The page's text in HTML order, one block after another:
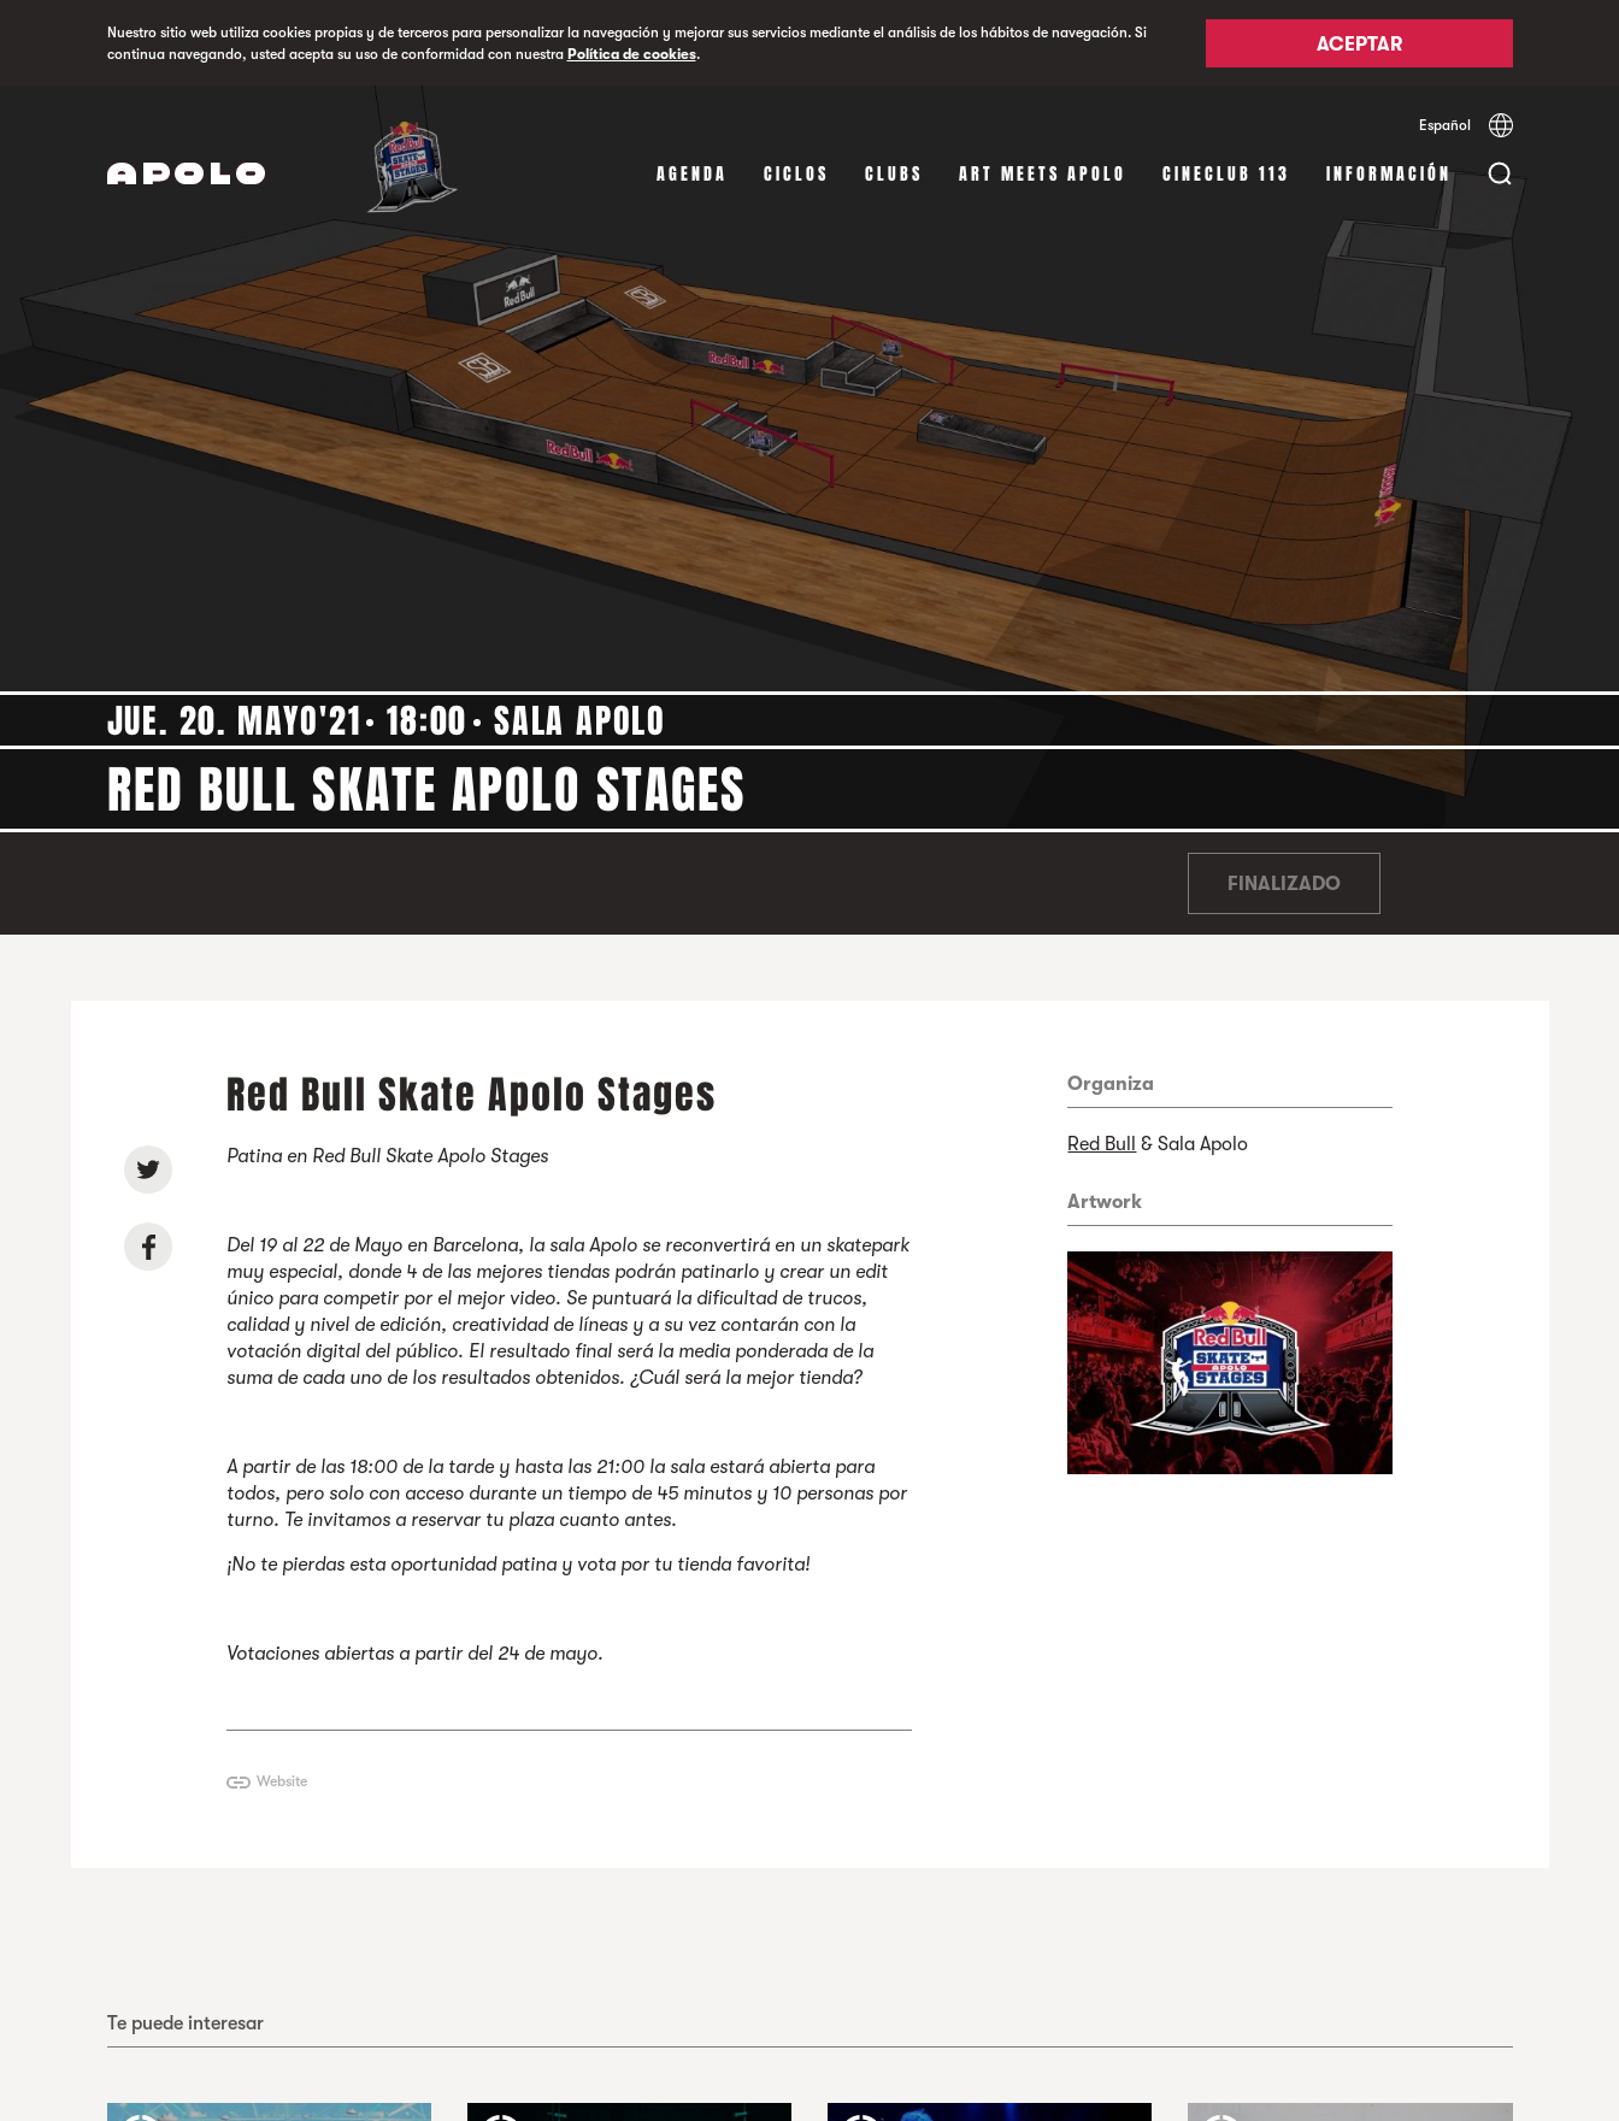
Nuestro sitio web utiliza cookies propias y de terceros para personalizar la navegación y mejorar sus servicios mediante el análisis de los hábitos de navegación. Si
continua navegando, usted acepta su uso de conformidad con nuestra Política de cookies. ACEPTAR
Español Català
AGENDA CICLOS CLUBS ART MEETS APOLO CINECLUB 113 INFORMACIÓN
JUE. 20. MAYO'21 18:00 SALA APOLO
RED BULL SKATE APOLO STAGES
FINALIZADO
Red Bull Skate Apolo Stages
Patina en Red Bull Skate Apolo Stages
Del 19 al 22 de Mayo en Barcelona, la sala Apolo se reconvertirá en un skatepark
muy especial, donde 4 de las mejores tiendas podrán patinarlo y crear un edit
único para competir por el mejor video. Se puntuará la dificultad de trucos,
calidad y nivel de edición, creatividad de líneas y a su vez contarán con la
votación digital del público. El resultado final será la media ponderada de la
suma de cada uno de los resultados obtenidos. ¿Cuál será la mejor tienda?
A partir de las 18:00 de la tarde y hasta las 21:00 la sala estará abierta para
todos, pero solo con acceso durante un tiempo de 45 minutos y 10 personas por
turno. Te invitamos a reservar tu plaza cuanto antes.
¡No te pierdas esta oportunidad patina y vota por tu tienda favorita!
Votaciones abiertas a partir del 24 de mayo.
Website
Organiza
Red Bull & Sala Apolo
Artwork
Te puede interesar